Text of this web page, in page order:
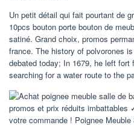
Un petit détail qui fait pourtant de
10pcs bouton porte bouton de
satiné. Grand choix, promos
france. The history of polvorones
debated today; In 1679, he left fort
searching for a water route to the